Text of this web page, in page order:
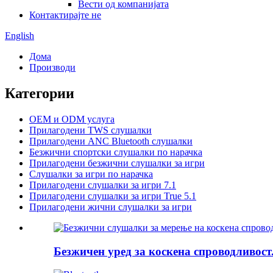
Вести од компанијата
Контактирајте не
English
Дома
Производи
Категории
OEM и ODM услуга
Прилагодени TWS слушалки
Прилагодени ANC Bluetooth слушалки
Безжични спортски слушалки по нарачка
Прилагодени безжични слушалки за игри
Слушалки за игри по нарачка
Прилагодени слушалки за игри 7.1
Прилагодени слушалки за игри True 5.1
Прилагодени жични слушалки за игри
Безжичен уред за коскена